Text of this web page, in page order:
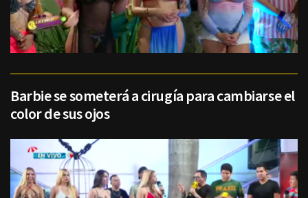
Barbie se someterá a cirugía para cambiarse el
color de sus ojos